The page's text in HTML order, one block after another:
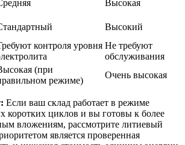
Высокая
Высокий
контроля уровня Не требуют
обслуживания
(при
режиме)
Очень высокая
Если ваш склад работает в режиме
коротких циклов и вы готовы к более
вложениям, рассмотрите литиевый
является проверенная